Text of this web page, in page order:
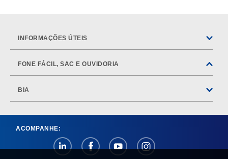
INFORMAÇÕES ÚTEIS
FONE FÁCIL, SAC E OUVIDORIA
BIA
ACOMPANHE: